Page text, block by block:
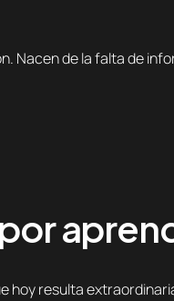
Nacen de la falta de
hoy resulta